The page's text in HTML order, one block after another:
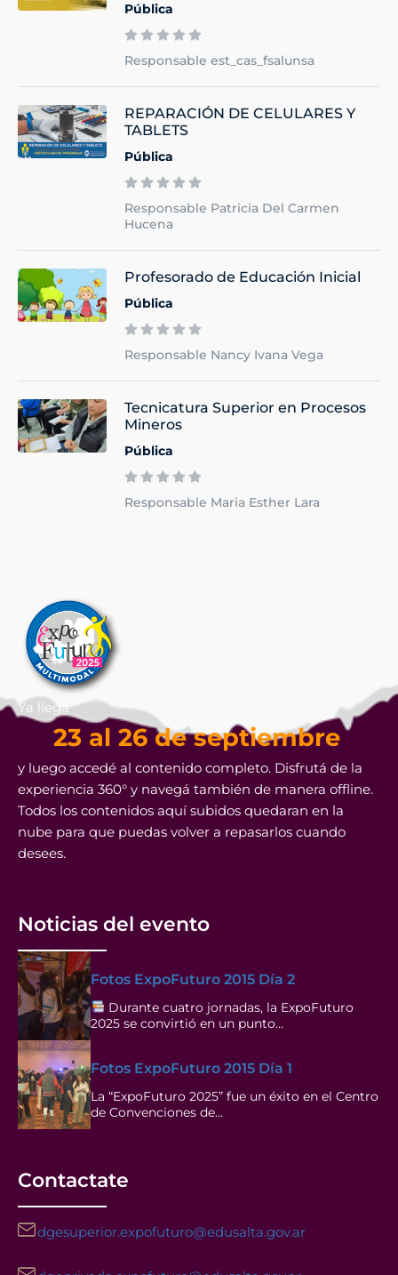
Pública
Responsable est_cas_fsalunsa
REPARACIÓN DE CELULARES Y
TABLETS
Pública
Responsable Patricia Del Carmen
Hucena
Profesorado de Educación Inicial
Pública
Responsable Nancy Ivana Vega
Tecnicatura Superior en Procesos
Mineros
Pública
Responsable Maria Esther Lara
Ya llega
23 al 26 de septiembre
y luego accedé al contenido completo. Disfrutá de la
experiencia 360° y navegá también de manera offline.
Todos los contenidos aquí subidos quedaran en la
nube para que puedas volver a repasarlos cuando
desees.
Noticias del evento
Fotos ExpoFuturo 2015 Día 2
Durante cuatro jornadas, la ExpoFuturo
2025 se convirtió en un punto…
Fotos ExpoFuturo 2015 Día 1
La “ExpoFuturo 2025” fue un éxito en el Centro
de Convenciones de…
Contactate
dgesuperior.expofuturo@edusalta.gov.ar